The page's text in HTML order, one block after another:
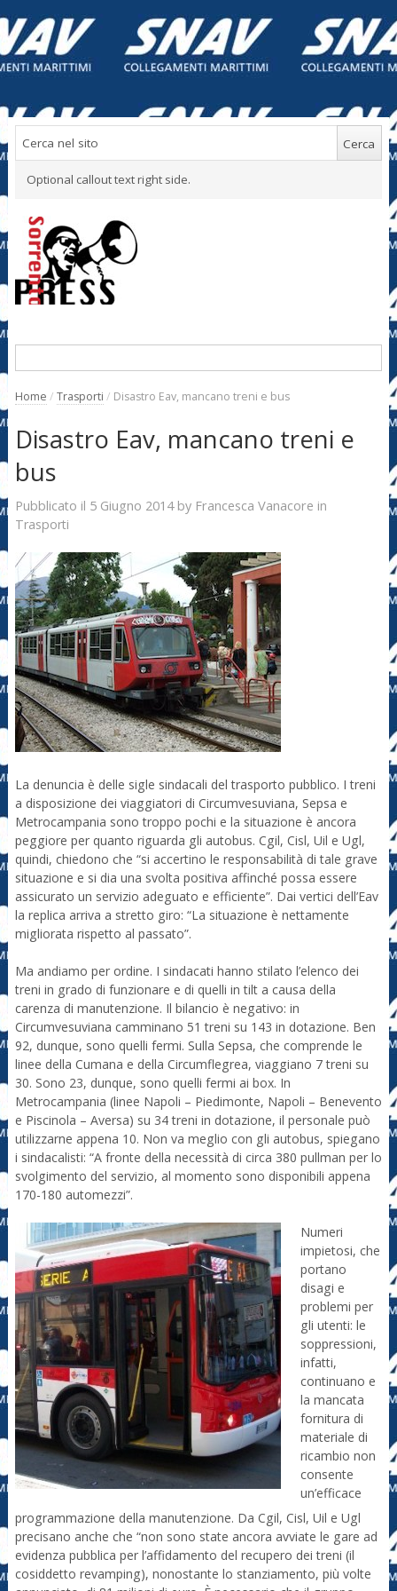
Optional callout text right side.
Home / Trasporti / Disastro Eav, mancano treni e bus
Disastro Eav, mancano treni e
bus
Pubblicato il 5 Giugno 2014by Francesca Vanacore in
Trasporti
La denuncia è delle sigle sindacali del trasporto pubblico. I treni
a disposizione dei viaggiatori di Circumvesuviana, Sepsa e
Metrocampania sono troppo pochi e la situazione è ancora
peggiore per quanto riguarda gli autobus. Cgil, Cisl, Uil e Ugl,
quindi, chiedono che “si accertino le responsabilità di tale grave
situazione e si dia una svolta positiva affinché possa essere
assicurato un servizio adeguato e efficiente”. Dai vertici dell’Eav
la replica arriva a stretto giro: “La situazione è nettamente
migliorata rispetto al passato”.
Ma andiamo per ordine. I sindacati hanno stilato l’elenco dei
treni in grado di funzionare e di quelli in tilt a causa della
carenza di manutenzione. Il bilancio è negativo: in
Circumvesuviana camminano 51 treni su 143 in dotazione. Ben
92, dunque, sono quelli fermi. Sulla Sepsa, che comprende le
linee della Cumana e della Circumflegrea, viaggiano 7 treni su
30. Sono 23, dunque, sono quelli fermi ai box. In
Metrocampania (linee Napoli – Piedimonte, Napoli – Benevento
e Piscinola – Aversa) su 34 treni in dotazione, il personale può
utilizzarne appena 10. Non va meglio con gli autobus, spiegano
i sindacalisti: “A fronte della necessità di circa 380 pullman per lo
svolgimento del servizio, al momento sono disponibili appena
170-180 automezzi”.
Numeri
impietosi, che
portano
disagi e
problemi per
gli utenti: le
soppressioni,
infatti,
continuano e
la mancata
fornitura di
materiale di
ricambio non
consente
un’efficace
programmazione della manutenzione. Da Cgil, Cisl, Uil e Ugl
precisano anche che “non sono state ancora avviate le gare ad
evidenza pubblica per l’affidamento del recupero dei treni (il
cosiddetto revamping), nonostante lo stanziamento, più volte